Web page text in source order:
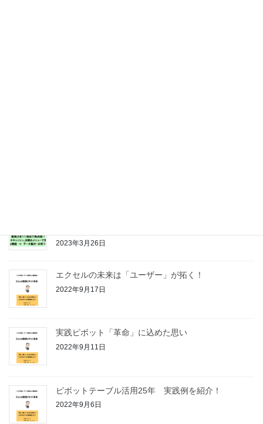
2023年3月26日
エクセルの未来は「ユーザー」が拓く！
2022年9月17日
実践ピボット「革命」に込めた思い
2022年9月11日
ピボットテーブル活用25年 実践例を紹介！
2022年9月6日